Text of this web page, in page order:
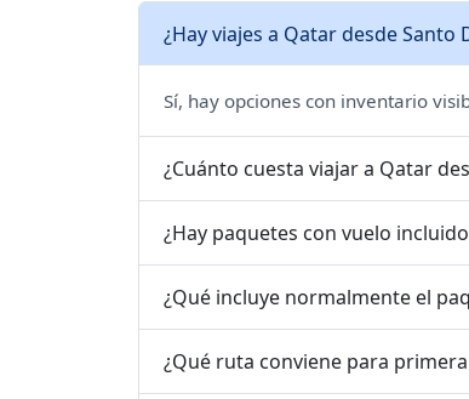
¿Hay viajes a Qatar desde Santo
Sí, hay opciones con inventario
¿Cuánto cuesta viajar a Qatar
¿Hay paquetes con vuelo
¿Qué incluye normalmente el
¿Qué ruta conviene para primera